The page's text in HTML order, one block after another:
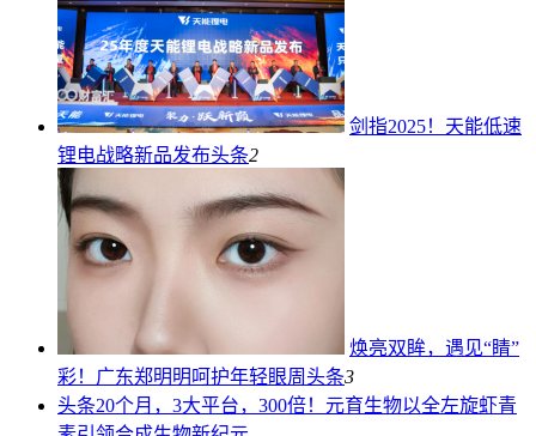
剑指2025！天能低速
锂电战略新品发布头条2
焕亮双眸，遇见“睛”
彩！广东郑明明呵护年轻眼周 头条3
头条20个月，3大平台，300倍！元育生物以全左旋虾青